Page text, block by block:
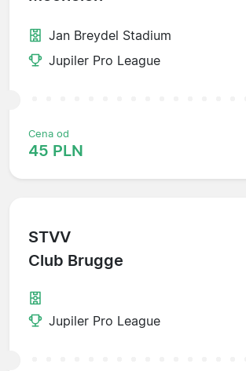
Jan Breydel Stadium
Jupiler Pro League
Cena od
45 PLN
STVV
Club Brugge
Jupiler Pro League